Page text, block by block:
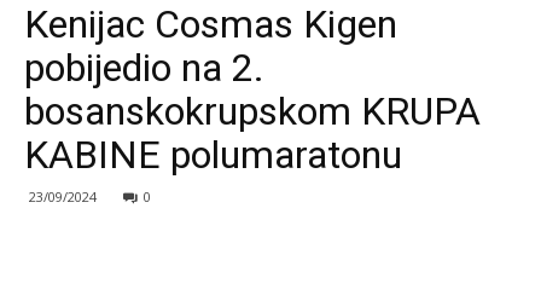
Kenijac Cosmas Kigen
pobijedio na 2.
bosanskokrupskom KRUPA
KABINE polumaratonu
23/09/2024 0